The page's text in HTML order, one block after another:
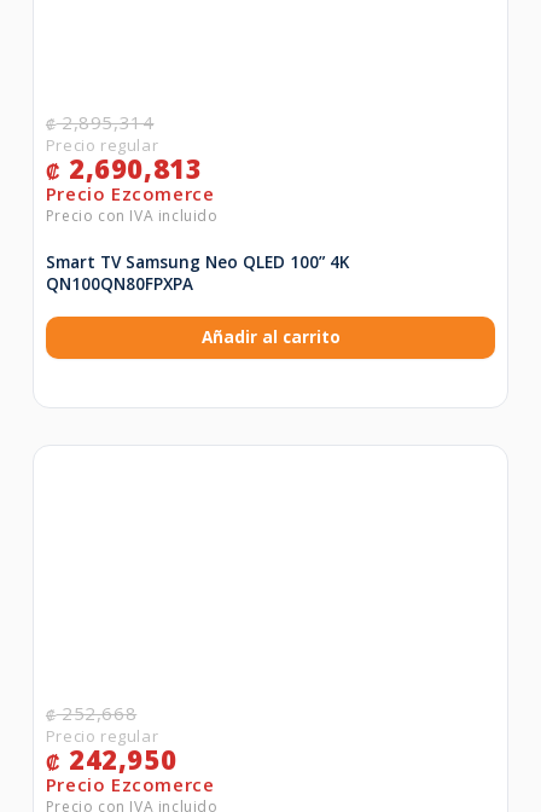
₡2,895,314
₡ 2,690,813
Smart TV Samsung Neo QLED 100” 4K
QN100QN80FPXPA
Añadir al carrito
₡252,668
₡ 242,950